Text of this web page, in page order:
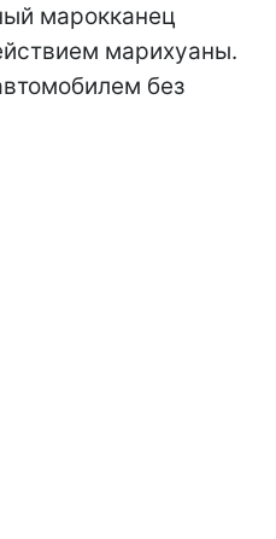
марокканец
марихуаны.
без